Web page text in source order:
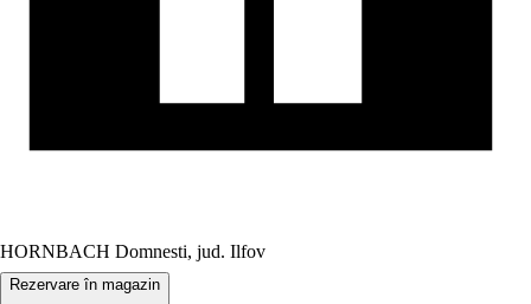
HORNBACH Domnesti, jud. Ilfov
Rezervare în magazin